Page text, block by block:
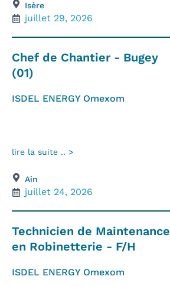
Isère
juillet 29, 2026
Chef de Chantier - Bugey
(01)
ISDEL ENERGY Omexom
lire la suite .. >
Ain
juillet 24, 2026
Technicien de Maintenance
en Robinetterie - F/H
ISDEL ENERGY Omexom